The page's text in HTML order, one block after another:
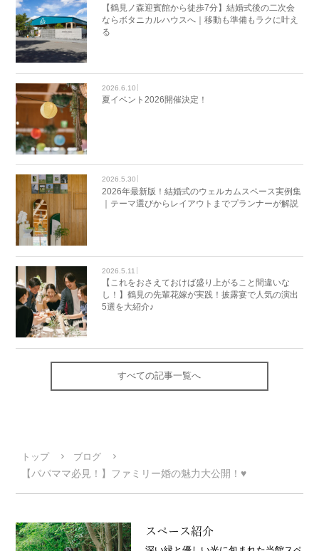
【鶴見ノ森迎賓館から徒歩7分】結婚式後の二次会
ならボタニカルハウスへ｜移動も準備もラクに叶え
る
2026.6.10
夏イベント2026開催決定！
2026.5.30
2026年最新版！結婚式のウェルカムスペース実例集
｜テーマ選びからレイアウトまでプランナーが解説
2026.5.11
【これをおさえておけば盛り上がること間違いな
し！】鶴見の先輩花嫁が実践！披露宴で人気の演出
5選を大紹介♪
すべての記事一覧へ
トップ ブログ
【パパママ必見！】ファミリー婚の魅力大公開！♥
スペース紹介